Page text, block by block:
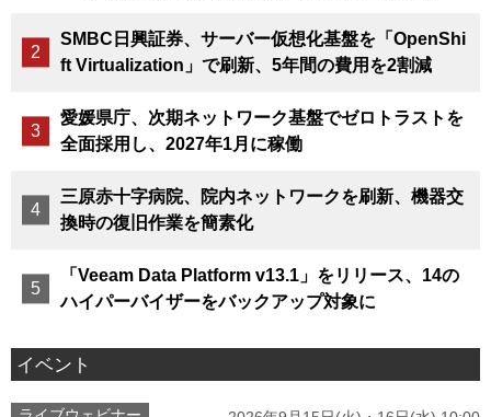
SMBC日興証券、サーバー仮想化基盤を「OpenShi
ft Virtualization」で刷新、5年間の費用を2割減
愛媛県庁、次期ネットワーク基盤でゼロトラストを
全面採用し、2027年1月に稼働
三原赤十字病院、院内ネットワークを刷新、機器交
換時の復旧作業を簡素化
「Veeam Data Platform v13.1」をリリース、14の
ハイパーバイザーをバックアップ対象に
イベント